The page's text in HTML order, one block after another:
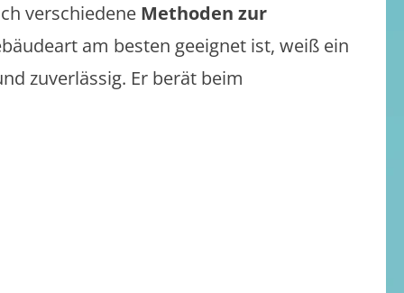
verschiedene Methoden zur
am besten geeignet ist, weiß ein
zuverlässig. Er berät beim